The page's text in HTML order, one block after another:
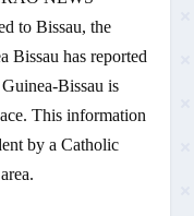
to Bissau, the
Bissau has reported
Bissau is
This information
by a Catholic